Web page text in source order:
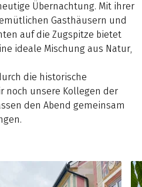
Übernachtung. Mit ihrer
Gasthäusern und
auf die Zugspitze bietet
ideale Mischung aus Natur,
die historische
noch unsere Kollegen der
den Abend gemeinsam